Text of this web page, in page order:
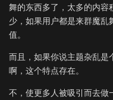
舞的东西多了，太多的内容
少，如果用户都是来群魔
值。
而且，如果你说主题杂乱是
啊，这个特点存在。
不，使更多人被吸引而去做